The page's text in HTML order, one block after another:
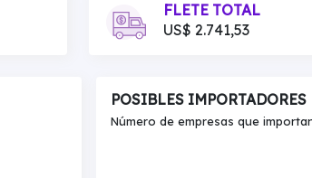
FLETE TOTAL
US$ 2.741,53
POSIBLES IMPORTADORES
Número de empresas que